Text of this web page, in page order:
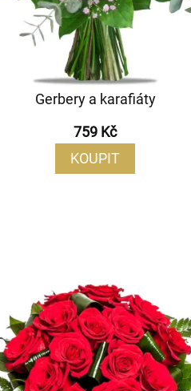
Gerbery a karafiáty
759 Kč
KOUPIT